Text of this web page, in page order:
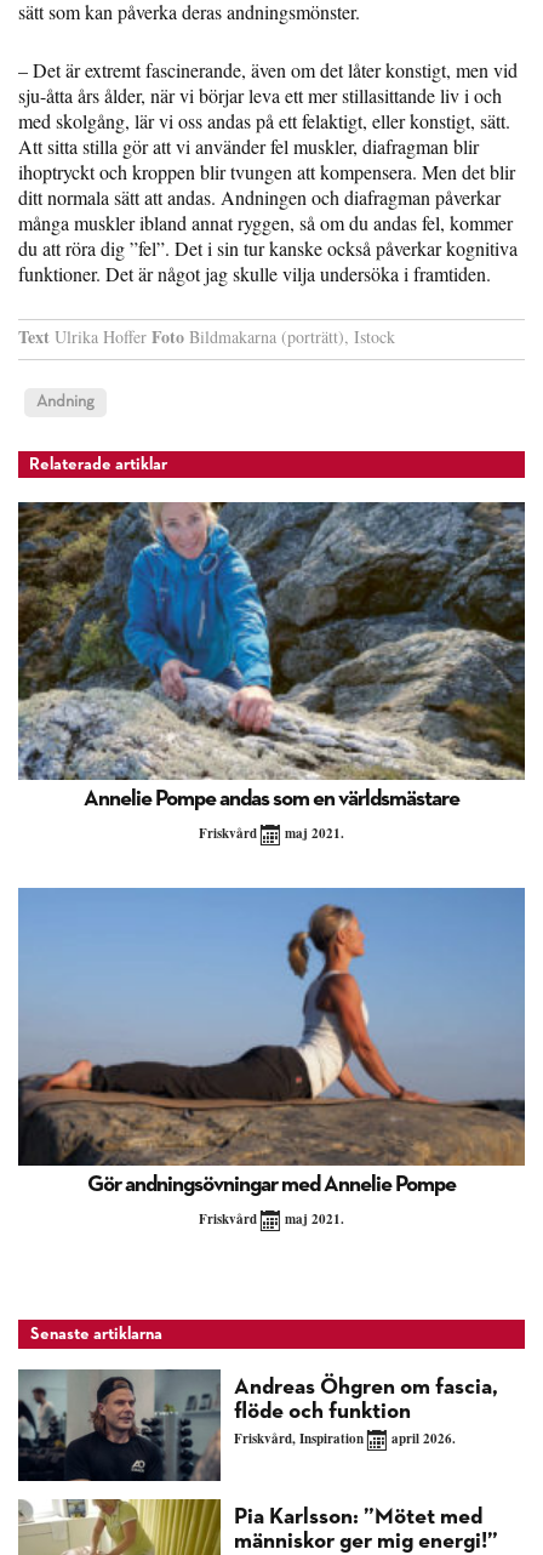
sätt som kan påverka deras andningsmönster.
– Det är extremt fascinerande, även om det låter konstigt, men vid
sju-åtta års ålder, när vi börjar leva ett mer stillasittande liv i och
med skolgång, lär vi oss andas på ett felaktigt, eller konstigt, sätt.
Att sitta stilla gör att vi använder fel muskler, diafragman blir
ihoptryckt och kroppen blir tvungen att kompensera. Men det blir
ditt normala sätt att andas. Andningen och diafragman påverkar
många muskler ibland annat ryggen, så om du andas fel, kommer
du att röra dig ”fel”. Det i sin tur kanske också påverkar kognitiva
funktioner. Det är något jag skulle vilja undersöka i framtiden.
Text Ulrika Hoffer Foto Bildmakarna (porträtt), Istock
Andning
Relaterade artiklar
Annelie Pompe andas som en världsmästare
Friskvård maj 2021.
Gör andningsövningar med Annelie Pompe
Friskvård maj 2021.
Senaste artiklarna
Andreas Öhgren om fascia,
flöde och funktion
Friskvård,Inspiration april 2026.
Pia Karlsson: ”Mötet med
människor ger mig energi!”